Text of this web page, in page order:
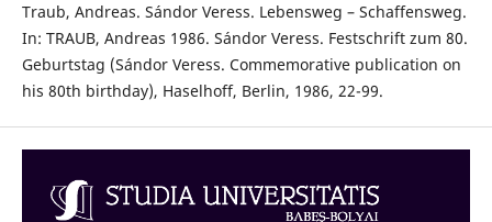
Traub, Andreas. Sándor Veress. Lebensweg – Schaffensweg.
In: TRAUB, Andreas 1986. Sándor Veress. Festschrift zum 80.
Geburtstag (Sándor Veress. Commemorative publication on
his 80th birthday), Haselhoff, Berlin, 1986, 22-99.